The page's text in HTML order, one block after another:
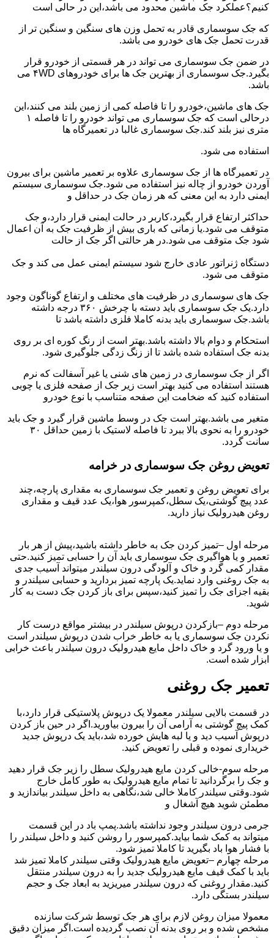
کنیم؟عملکرد جک ماشین محدود می باشد،این در حالی است
که جک سوسماری قادر به تحمل وزن های سنگین و سنگین تر از
قدرت تحمل جک های خودرو می باشد.
در ضمن جک سوسماری می تواند در هر قسمتی از خودرو قرار
بگیرد.جک سوسماری از بهترین جک ها برای خودروهای ۴WD می
باشد.
جک های ماشین،خودرو را تا فاصله کمی از زمین بلند می کنند،این
درحالی است که جک سوسماری می تواند خودرو را تا فاصله ۱
متری نیز بلند کند.جک سوسماری غالبا در تعمیرگاه ها
استفاده می شود.
در تعمیرگاه ها از جک سوسماری علاوه بر تعمیر ماشین برای بیرون
آوردن خودرو از چاله نیز استفاده می شود.جک سوسماری سیستم
ایمنی دارد به این معنی که هر زمان جک در حداقل و
حداکثر ارتفاع قرار بگیرد،کاربر در حالت ایمنی قرار دارد،و جک
متوقف می شود.یا زمانی که باری بیش از ظرفیت جک به آن اعمال
شود جک متوقف می شود.در هر حالتی اگر جک از حالت
دستگاه ژنراتور عادی خارج شود سیستم ایمنی عمل می کند و جک
متوقف می شود.
جک های سوسماری در ظرفیت های مختلف و ارتفاع گوناگون وجود
دارد.یک جک سوسماری باید دسته با چرخش ۳۶۰ درجه داشته
باشد.جک سوسماری باید بدنه کاملا فلزی داشته باشد تا
استحکام و دوام بالا داشته باشد.بهتر است از رنگ کوره ای بر روی
بدنه جک استفاده شده باشد تا از زنگ زدگی جلوگیری شود.
اگر از جک سوسماری در زمین های شنی یا غیر آسفالت که نرم
هستند استفاده می کنید بهتر است زیر جک از صفحه فلزی یا چوبی
استفاده کنید که ضخامت این صفحه متناسب با نوع خودرو
متغیر می باشد.بهتر است جک در وسط ماشین قرار گیرد و جک باید
خودرو را به نحوی بالا ببرد تا فاصله لاستیک با زمین حداقل ۳۰
سانت گردد.
تعویض روغن جک سوسماری در خرامه
برای تعویض روغن و تعمیر جک سوسماری به مقداری پارچه،چند
عدد پیچ گوشتی،یک سطل،کمپرسور هوا،یک عدد قیف و مقداری
روغن هیدرولیک نیاز دارید.
مرحله اول –تمیز کردن جک به خاطر داشته باشید،پیش از هر بار
تعمیر و یا هواگیری جک سوسماری باید آن را حسابی تمیز کنید.حتی
مقدار کمی گرد و خاک و آلودگی درون سیلندر میتواند آسیب جدی
به جک روغنی وارد نماید.یک پارچه تمیز بردارید و حسابی سیلندر و
بقیه اجزای جک را تمیز کنید،سپس برای باز کردن جک دست به کار
شوید.
مرحله دوم –بازکردن درپوش سیلندر در بیشتر مواقع درست کار
نکردن جک سوسماری یا به خاطر خراب شدن درپوش سیلندر است
و یا ورود گرد و خاک داخل مایع هیدرولیک درون سیلندر باعث خرابی
ابزار شده است.
تعمیر جک روغنی
در قسمت بالایی سیلندر معمولا یک درپوش پلاستیکی قرار دارد،با
کمک پیچ گوشتی به آرامی آن را بیرون بیاورید.اگر در حین باز کردن
درپوش آسیب دید و یا لبه هایش خورده شد،باید یک درپوش جدید
خریداری نموده و قبلی را تعویض کنید.
مرحله سوم-خالی کردن مایع هیدرولیک سطل را زیر جک قرار دهید
و جک را برگردانید تا تمام مایع هیدرولیک به طور کامل خارج
شود.وقتی سیلندر کاملا خالی شد،نگاهی به داخل سیلندر بیاندازید و
مطمئن شوید هیچ آشغال و
جرمی درون سیلندر وجود نداشته باشد.پمپ باد در این قسمت
میتواند به کمک شما بیاید.کمپرسور را روشن کنید و داخل سیلندر را
با فشار هوا باد بگیرید تا کاملا تمیز شود.
مرحله چهارم –تعویض مایع هیدرولیک وقتی سیلندر کاملا تمیز شد
باید با کمک قیف مایع هیدرولیک جدید را به درون سیلندر منتقل
کنید.مقدار روغنی که درون سیلندر میریزید به ابعاد جک و حجم
سیلندر بستگی دارد.
معمولا میزان روغن لازم برای هر جک توسط شرکت سازنده
مشخص شده و بر روی بدنه آن نصب گردیده است.اگر میزان دقیق